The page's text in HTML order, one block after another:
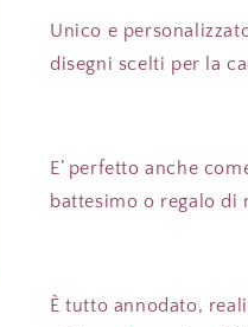
Unico e
disegni scelti per la
E’ perfetto anche
battesimo o regalo di
È tutto annodato,